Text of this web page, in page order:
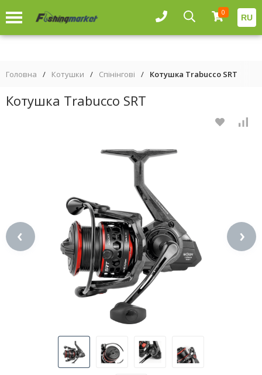
0
RU
Головна / Котушки / Спінінгові / Котушка Trabucco SRT
Котушка Trabucco SRT
‹ ›